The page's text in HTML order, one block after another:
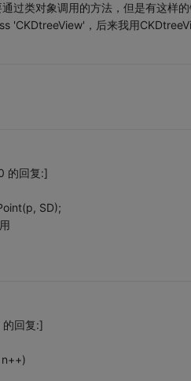
过类对象调用的方法，但是有这
'CKDtreeView'，后来我用
的回复:]
SD);
回复:]